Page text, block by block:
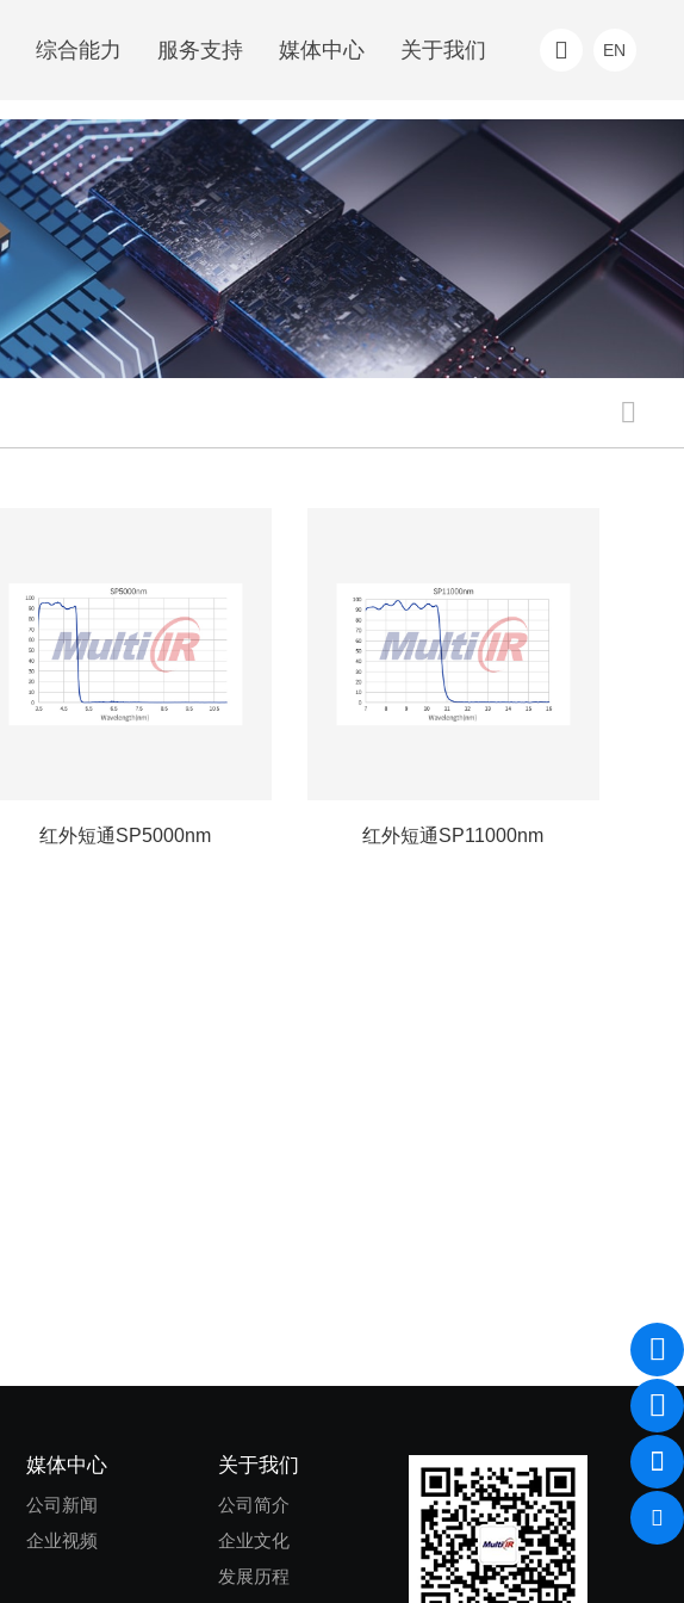
综合能力 服务支持 媒体中心 关于我们 EN
红外短通SP5000nm 红外短通SP11000nm
媒体中心
公司新闻
企业视频
关于我们
公司简介
企业文化
发展历程